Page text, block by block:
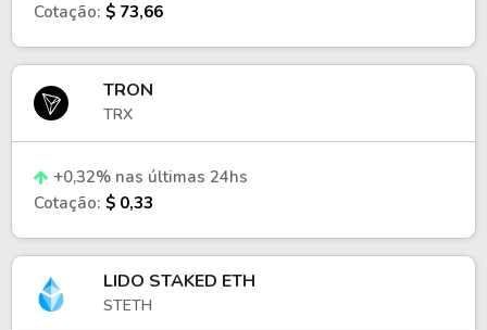
Cotação: $ 73,66
TRON
TRX
+0,32% nas últimas 24hs
Cotação: $ 0,33
LIDO STAKED ETH
STETH